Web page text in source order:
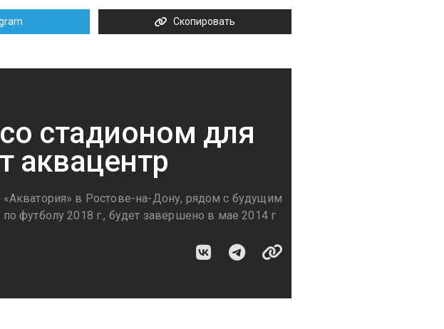
Скопировать
стадионом для
аквацентр
в Ростове-на-Дону, рядом с будущим
футболу 2018 г., будет завершено в мае 2014 г